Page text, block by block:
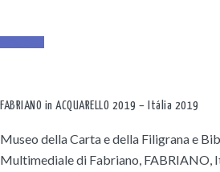
FABRIANO in ACQUARELLO 2019 – Itália 2019
Museo della Carta e della Filigrana e
Multimediale di Fabriano, FABRIANO,